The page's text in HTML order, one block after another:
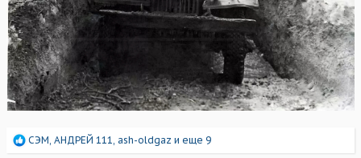
Р
СЭМ, АНДРЕЙ 111, ash-oldgaz и еще 9